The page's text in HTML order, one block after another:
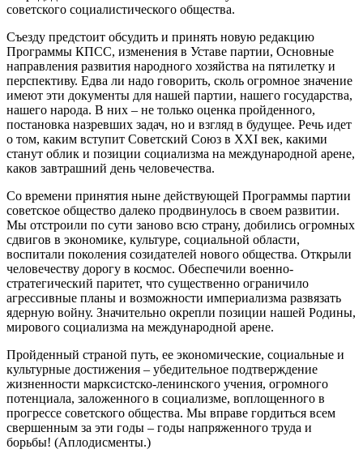
советского социалистического общества.
Съезду предстоит обсудить и принять новую редакцию
Программы КПСС, изменения в Уставе партии, Основные
направления развития народного хозяйства на пятилетку и
перспективу. Едва ли надо говорить, сколь огромное значение
имеют эти документы для нашей партии, нашего государства,
нашего народа. В них – не только оценка пройденного,
постановка назревших задач, но и взгляд в будущее. Речь идет
о том, каким вступит Советский Союз в XXI век, какими
станут облик и позиции социализма на международной арене,
каков завтрашний день человечества.
Со времени принятия ныне действующей Программы партии
советское общество далеко продвинулось в своем развитии.
Мы отстроили по сути заново всю страну, добились огромных
сдвигов в экономике, культуре, социальной области,
воспитали поколения созидателей нового общества. Открыли
человечеству дорогу в космос. Обеспечили военно-
стратегический паритет, что существенно ограничило
агрессивные планы и возможности империализма развязать
ядерную войну. Значительно окрепли позиции нашей Родины,
мирового социализма на международной арене.
Пройденный страной путь, ее экономические, социальные и
культурные достижения – убедительное подтверждение
жизненности марксистско-ленинского учения, огромного
потенциала, заложенного в социализме, воплощенного в
прогрессе советского общества. Мы вправе гордиться всем
свершенным за эти годы – годы напряженного труда и
борьбы! (Аплодисменты.)